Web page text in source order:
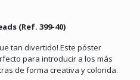
(Ref. 399-40)
tan divertido! Este póster
para introducir a los más
de forma creativa y colorida.